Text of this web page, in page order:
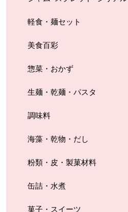
軽食・麺セット
美食百彩
惣菜・おかず
生麺・乾麺・パスタ
調味料
海藻・乾物・だし
粉類・皮・製菓材料
缶詰・水煮
菓子・スイーツ